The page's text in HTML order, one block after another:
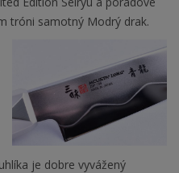
tróni samotný Modrý drak.
je dobre vyvážený